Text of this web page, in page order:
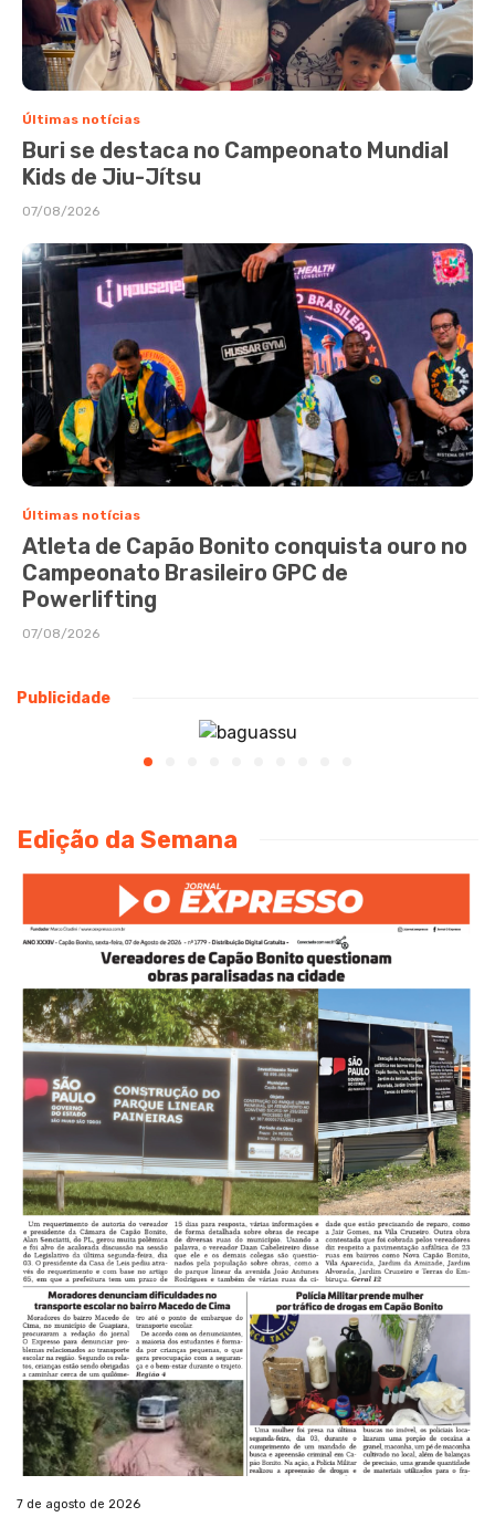
Últimas notícias
Buri se destaca no Campeonato Mundial
Kids de Jiu-Jítsu
07/08/2026
Últimas notícias
Atleta de Capão Bonito conquista ouro no
Campeonato Brasileiro GPC de
Powerlifting
07/08/2026
Publicidade
Edição da Semana
7 de agosto de 2026